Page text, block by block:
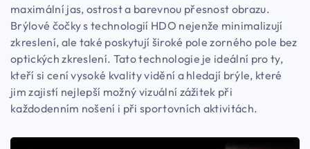
maximální jas, ostrost a barevnou přesnost obrazu.
Brýlové čočky s technologií HDO nejenže minimalizují
zkreslení, ale také poskytují široké pole zorného pole bez
optických zkreslení. Tato technologie je ideální pro ty,
kteří si cení vysoké kvality vidění a hledají brýle, které
jim zajistí nejlepší možný vizuální zážitek při
každodenním nošení i při sportovních aktivitách.